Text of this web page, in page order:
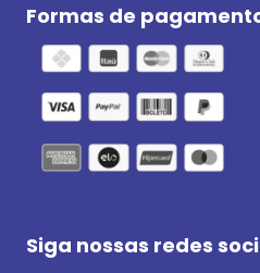
Formas de
Siga nossas redes